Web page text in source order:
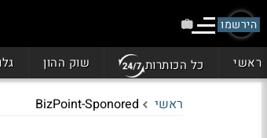
הירשמו
ראשי כל הכותרות שוק ההון
ראשי BizPoint-Sponored